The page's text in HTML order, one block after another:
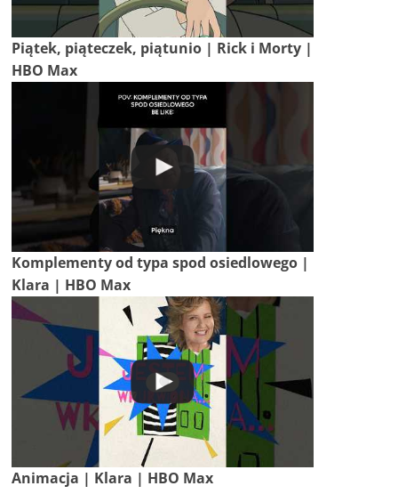
Piątek, piąteczek, piątunio | Rick i Morty |
HBO Max
Komplementy od typa spod osiedlowego |
Klara | HBO Max
Animacja | Klara | HBO Max